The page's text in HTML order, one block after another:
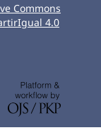
Commons
4.0